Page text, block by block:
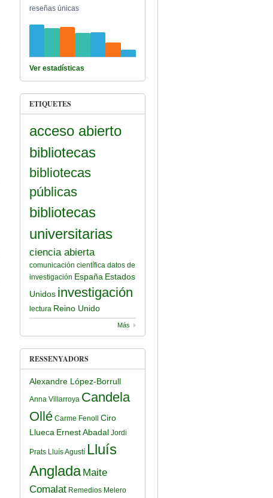
reseñas únicas
Ver estadísticas
ETIQUETES
acceso abierto
bibliotecas
bibliotecas
públicas
bibliotecas
universitarias
ciencia abierta
comunicación científica datos de
investigación España Estados
Unidos investigación
lectura Reino Unido
Más
RESSENYADORS
Alexandre López-Borrull
Anna Villarroya Candela
Ollé Carme Fenoll
Ciro
Llueca Ernest Abadal Jordi
Prats Lluís Agustí Lluís
Anglada Maite
Comalat Remedios Melero